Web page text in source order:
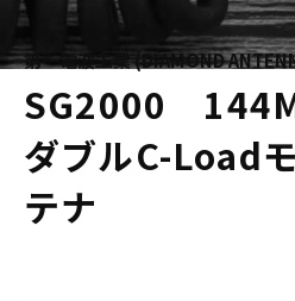
第一電波工業 (DIAMOND
SG2000
ダブルC-Load
テナ